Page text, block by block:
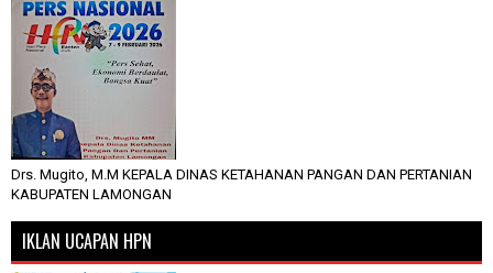
Drs. Mugito, M.M KEPALA DINAS KETAHANAN PANGAN DAN PERTANIAN
KABUPATEN LAMONGAN
IKLAN UCAPAN HPN